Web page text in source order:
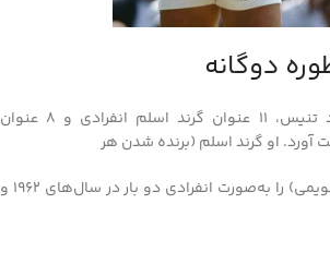
راد لیور، بازیکن برتر مرد تنیس، 11 عنوان گرند اسلم انفرادی و 8 عنوان
آورد. او گرند اسلم (برنده شدن هر
چهار اسلم در یک سال تقویمی) را به‌صورت انفرادی دو بار در سال‌های 1962 و